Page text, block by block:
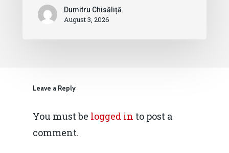
Dumitru Chisăliță
August 3, 2026
Leave a Reply
You must be logged in to post a
comment.